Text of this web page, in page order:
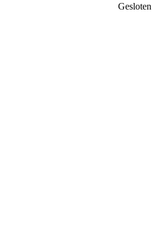
Gesloten